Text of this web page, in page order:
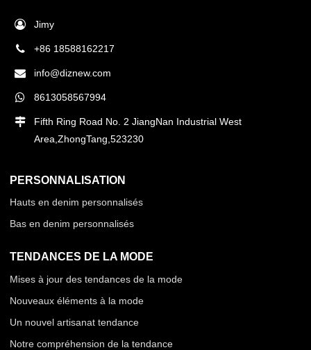
Jimy
+86 18588162217
info@diznew.com
8613058567994
Fifth Ring Road No. 2 JiangNan Industrial West
Area,ZhongTang,523230
PERSONNALISATION
Hauts en denim personnalisés
Bas en denim personnalisés
TENDANCES DE LA MODE
Mises à jour des tendances de la mode
Nouveaux éléments à la mode
Un nouvel artisanat tendance
Notre compréhension de la tendance